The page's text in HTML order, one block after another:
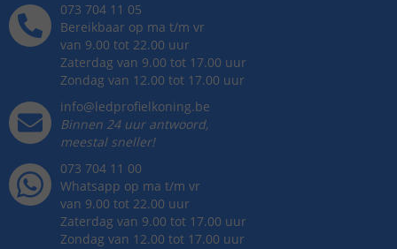
073 704 11 05
Bereikbaar op ma t/m vr
van 9.00 tot 22.00 uur
Zaterdag van 9.00 tot 17.00 uur
Zondag van 12.00 tot 17.00 uur
info@ledprofielkoning.be
Binnen 24 uur antwoord,
meestal sneller!
073 704 11 00
Whatsapp op ma t/m vr
van 9.00 tot 22.00 uur
Zaterdag van 9.00 tot 17.00 uur
Zondag van 12.00 tot 17.00 uur